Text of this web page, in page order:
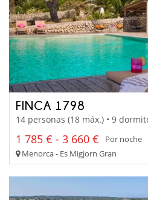
FINCA 1798
14 personas (18 máx.) • 9
1 785 € - 3 660 €
Por noche
Menorca - Es Migjorn Gran